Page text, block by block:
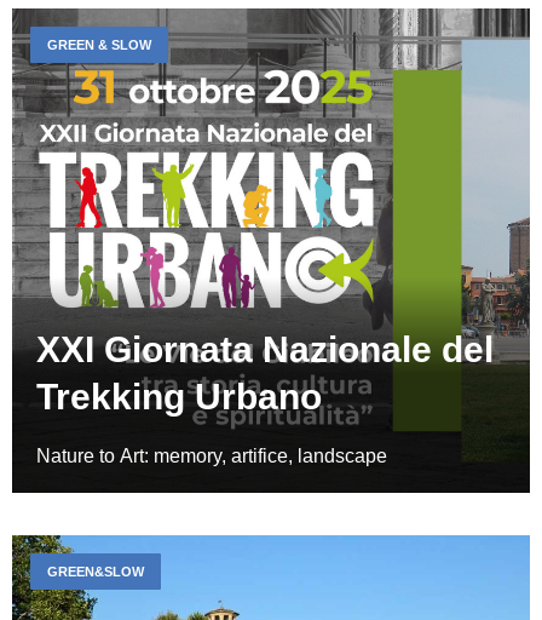
XXI Giornata Nazionale del
Trekking Urbano
Nature to Art: memory, artifice, landscape
GREEN & SLOW
GREEN&SLOW